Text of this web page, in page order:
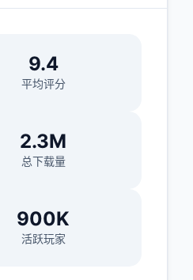
9.4
平均评分
2.3M
总下载量
900K
活跃玩家